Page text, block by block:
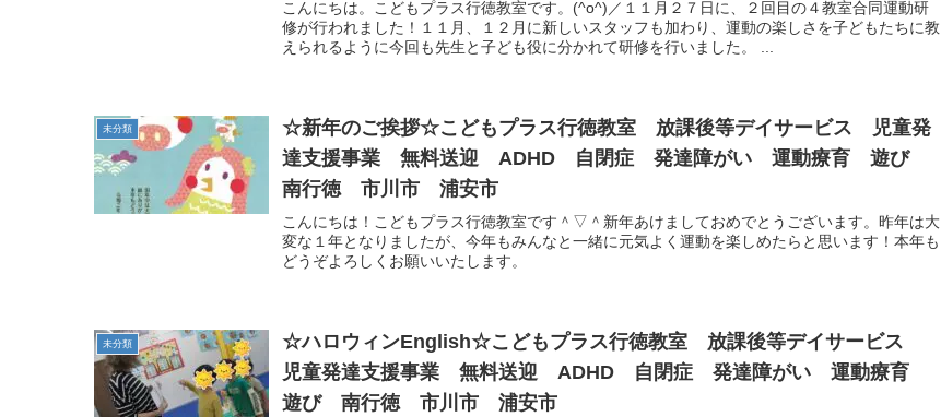
こんにちは。こどもプラス行徳教室です。(^o^)／１１月２７日に、２回目の４教室合同運動研
修が行われました！１１月、１２月に新しいスタッフも加わり、運動の楽しさを子どもたちに教
えられるように今回も先生と子ども役に分かれて研修を行いました。 ...
未分類
☆新年のご挨拶☆こどもプラス行徳教室 放課後等デイサービス 児童発
達支援事業 無料送迎 ADHD 自閉症 発達障がい 運動療育 遊び
南行徳 市川市 浦安市
こんにちは！こどもプラス行徳教室です＾▽＾新年あけましておめでとうございます。昨年は大
変な１年となりましたが、今年もみんなと一緒に元気よく運動を楽しめたらと思います！本年も
どうぞよろしくお願いいたします。
未分類
☆ハロウィンEnglish☆こどもプラス行徳教室 放課後等デイサービス
児童発達支援事業 無料送迎 ADHD 自閉症 発達障がい 運動療育
遊び 南行徳 市川市 浦安市